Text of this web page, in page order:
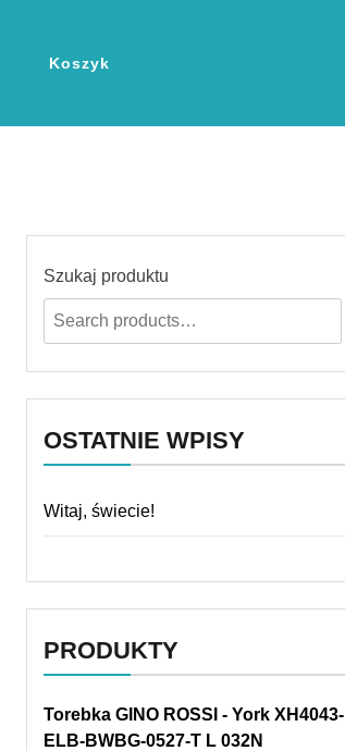
Koszyk
Szukaj produktu
OSTATNIE WPISY
Witaj, świecie!
PRODUKTY
Torebka GINO ROSSI - York XH4043-
ELB-BWBG-0527-T L 032N